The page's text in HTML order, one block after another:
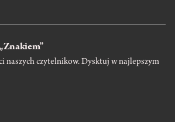
naszych czytelnikow. Dysktuj w najlepszym